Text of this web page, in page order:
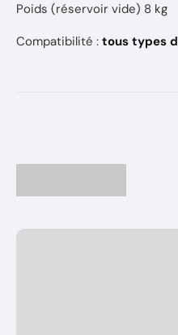
Poids (réservoir vide) 8 kg
Compatibilité : tous types